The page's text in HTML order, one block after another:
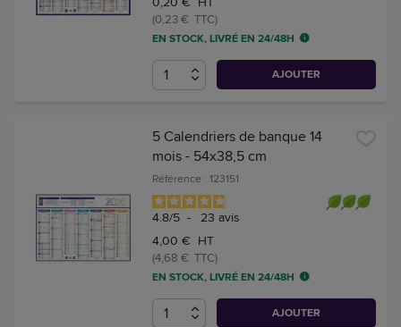
(0,23 € TTC)
EN STOCK, LIVRÉ EN 24/48H
AJOUTER
5 Calendriers de banque 14
mois - 54x38,5 cm
Référence : 123151
4.8/5 - 23 avis
4,00 € HT
(4,68 € TTC)
EN STOCK, LIVRÉ EN 24/48H
AJOUTER